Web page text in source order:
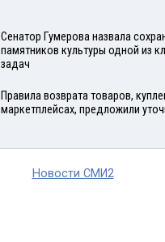
Сенатор Гумерова назвала
памятников культуры одной из
задач
Правила возврата товаров,
маркетплейсах, предложили
Новости СМИ2